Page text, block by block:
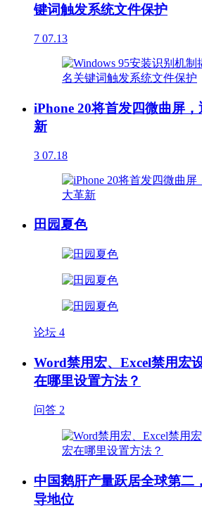
键词触发系统文件保护
7 07.13
iPhone 20将首发四微曲屏
新
3 07.18
田园夏色
论坛 4
Word禁用宏、Excel禁用宏
在哪里设置方法？
问答 2
中国鹅肝产量跃居全球第二
导地位